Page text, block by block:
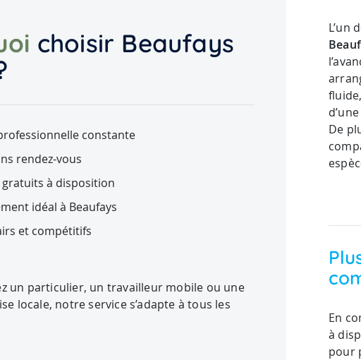
choisir Beaufays
constante
rendez-vous
gratuits à disposition
idéal à Beaufays
et compétitifs
un particulier, un travailleur mobile ou une
locale, notre service s’adapte à tous les
L’un
De
En
à
pour